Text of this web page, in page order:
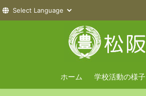
へ
ホーム 学校活動の様子
2026年度